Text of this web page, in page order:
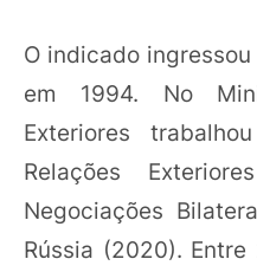
O indicado
em 1994. No
Exteriores
Relações
Negociações
Rússia (2020).